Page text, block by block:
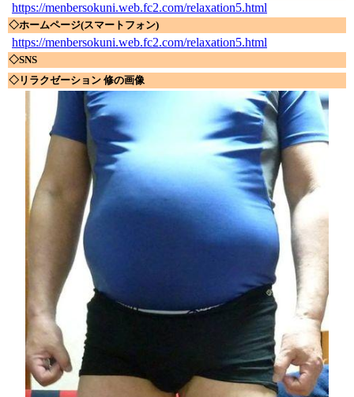
https://menbersokuni.web.fc2.com/relaxation5.html
◇ホームページ(スマートフォン)
https://menbersokuni.web.fc2.com/relaxation5.html
◇SNS
◇リラクゼーション 修の画像